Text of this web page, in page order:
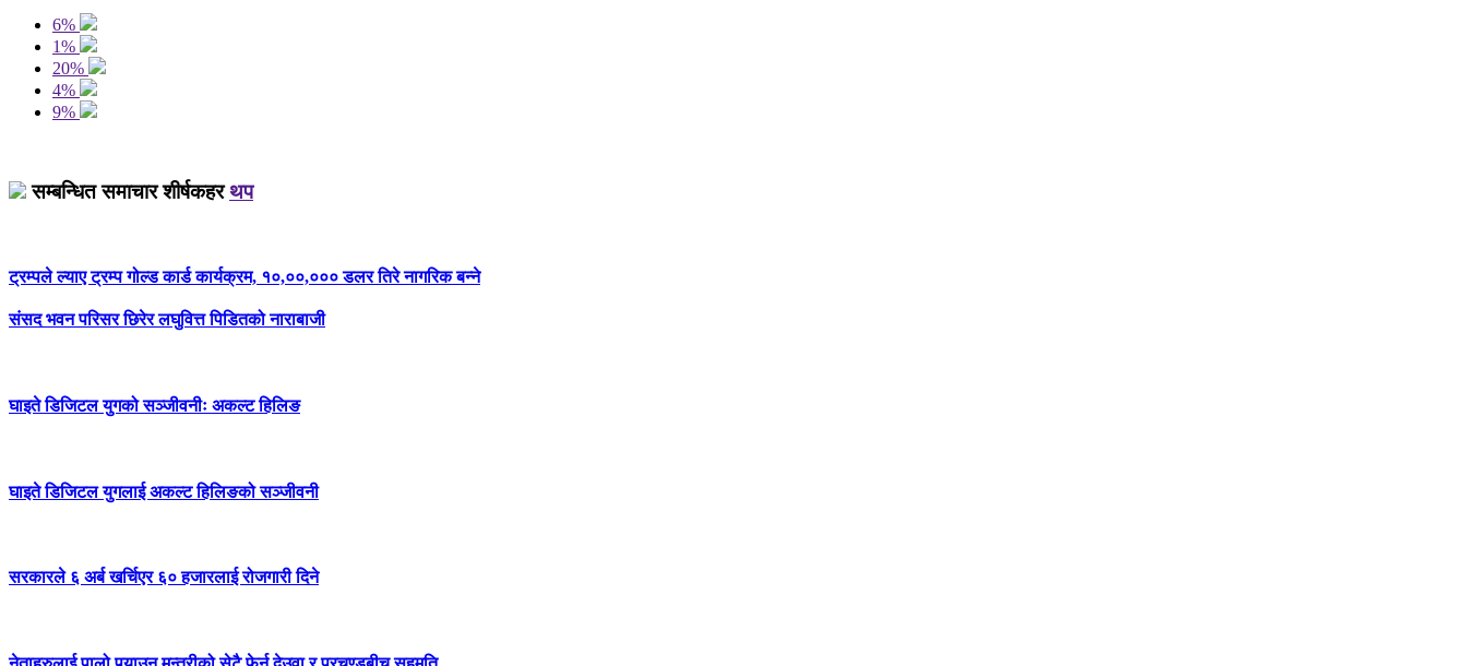
6%
1%
20%
4%
9%
सम्बन्धित समाचार शीर्षकहरथप
ट्रम्पले ल्याए ट्रम्प गोल्ड कार्ड कार्यक्रम, १०,००,००० डलर तिरे नागरिक बन्ने
संसद भवन परिसर छिरेर लघुवित्त पिडितको नाराबाजी
घाइते डिजिटल युगको सञ्जीवनीः अकल्ट हिलिङ
घाइते डिजिटल युगलाई अकल्ट हिलिङको सञ्जीवनी
सरकारले ६ अर्ब खर्चिएर ६० हजारलाई रोजगारी दिने